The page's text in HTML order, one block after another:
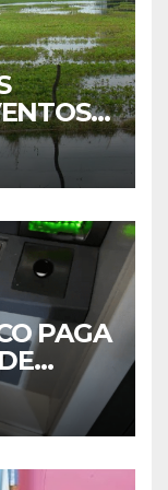
SER UN
PAGA